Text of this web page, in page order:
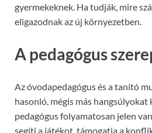
gyermekeknek. Ha tudják, mire
eligazodnak az új környezetben.
A pedagógus
Az óvodapedagógus és a tanító
hasonló, mégis más hangsúlyokat
pedagógus folyamatosan jelen
segíti a játékot, támogatja a